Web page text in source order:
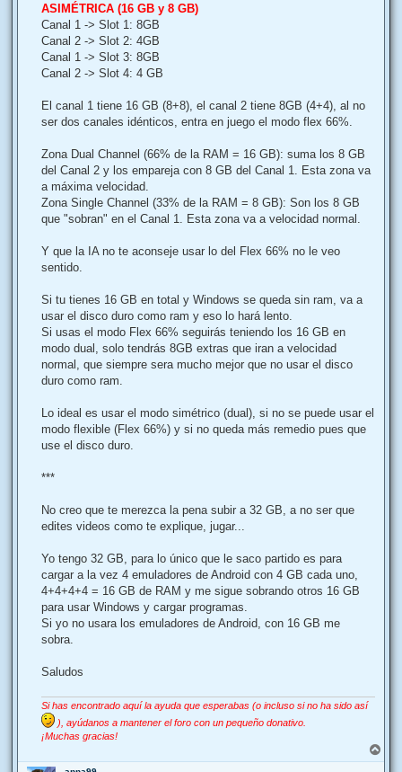
ASIMÉTRICA (16 GB y 8 GB)
Canal 1 -> Slot 1: 8GB
Canal 2 -> Slot 2: 4GB
Canal 1 -> Slot 3: 8GB
Canal 2 -> Slot 4: 4 GB
El canal 1 tiene 16 GB (8+8), el canal 2 tiene 8GB (4+4), al no
ser dos canales idénticos, entra en juego el modo flex 66%.
Zona Dual Channel (66% de la RAM = 16 GB): suma los 8 GB
del Canal 2 y los empareja con 8 GB del Canal 1. Esta zona va
a máxima velocidad.
Zona Single Channel (33% de la RAM = 8 GB): Son los 8 GB
que "sobran" en el Canal 1. Esta zona va a velocidad normal.
Y que la IA no te aconseje usar lo del Flex 66% no le veo
sentido.
Si tu tienes 16 GB en total y Windows se queda sin ram, va a
usar el disco duro como ram y eso lo hará lento.
Si usas el modo Flex 66% seguirás teniendo los 16 GB en
modo dual, solo tendrás 8GB extras que iran a velocidad
normal, que siempre sera mucho mejor que no usar el disco
duro como ram.
Lo ideal es usar el modo simétrico (dual), si no se puede usar el
modo flexible (Flex 66%) y si no queda más remedio pues que
use el disco duro.
***
No creo que te merezca la pena subir a 32 GB, a no ser que
edites videos como te explique, jugar...
Yo tengo 32 GB, para lo único que le saco partido es para
cargar a la vez 4 emuladores de Android con 4 GB cada uno,
4+4+4+4 = 16 GB de RAM y me sigue sobrando otros 16 GB
para usar Windows y cargar programas.
Si yo no usara los emuladores de Android, con 16 GB me
sobra.
Saludos
Si has encontrado aquí la ayuda que esperabas (o incluso si no ha sido así
), ayúdanos a mantener el foro con un pequeño donativo.
¡Muchas gracias!
r